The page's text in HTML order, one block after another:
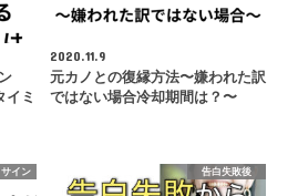
イミ
2020.11.9
元カノとの復縁方法〜嫌われた訳
ではない場合冷却期間は？〜
イン 告白失敗後